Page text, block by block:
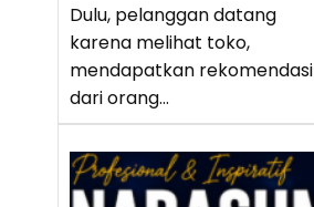
Dulu, pelanggan datang
karena melihat toko,
mendapatkan rekomendasi
dari orang…